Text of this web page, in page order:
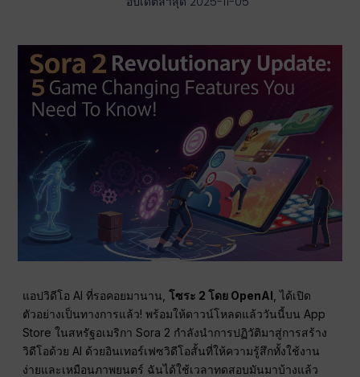
แอปวิดีโอ AI ที่รอคอยมานาน,โซระ 2 โดย OpenAI , ได้เปิด
ตัวอย่างเป็นทางการแล้ว! พร้อมให้ดาวน์โหลดแล้ววันนี้บน App
Store ในสหรัฐอเมริกา Sora 2 กำลังนำการปฏิวัติมาสู่การสร้าง
วิดีโอด้วย AI ด้วยอินเทอร์เฟซวิดีโอสั้นที่ให้ความรู้สึกทั้งใช้งาน
ง่ายและเหมือนภาพยนตร์ ฉันได้ใช้เวลาทดสอบมันมาบ้างแล้ว